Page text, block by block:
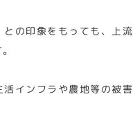
の印象をもっても、
インフラや農地等の